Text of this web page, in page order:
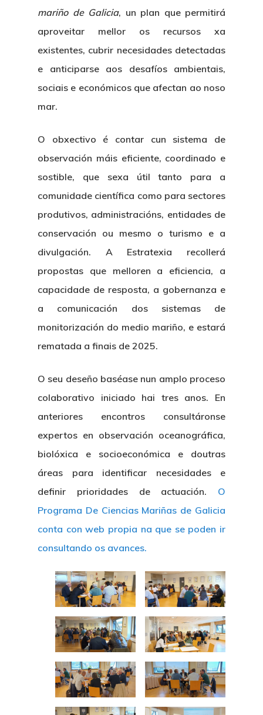
mariño de Galicia, un plan que permitirá
aproveitar mellor os recursos xa
existentes, cubrir necesidades detectadas
e anticiparse aos desafíos ambientais,
sociais e económicos que afectan ao noso
mar.
O obxectivo é contar cun sistema de
observación máis eficiente, coordinado e
sostible, que sexa útil tanto para a
comunidade científica como para sectores
produtivos, administracións, entidades de
conservación ou mesmo o turismo e a
divulgación. A Estratexia recollerá
propostas que melloren a eficiencia, a
capacidade de resposta, a gobernanza e
a comunicación dos sistemas de
monitorización do medio mariño, e estará
rematada a finais de 2025.
O seu deseño baséase nun amplo proceso
colaborativo iniciado hai tres anos. En
anteriores encontros consultáronse
expertos en observación oceanográfica,
biolóxica e socioeconómica e doutras
áreas para identificar necesidades e
definir prioridades de actuación. O
Programa De Ciencias Mariñas de Galicia
conta con web propia na que se poden ir
consultando os avances.
Nós
Organización
Directorio De Persoal
Novidades
Proxectos